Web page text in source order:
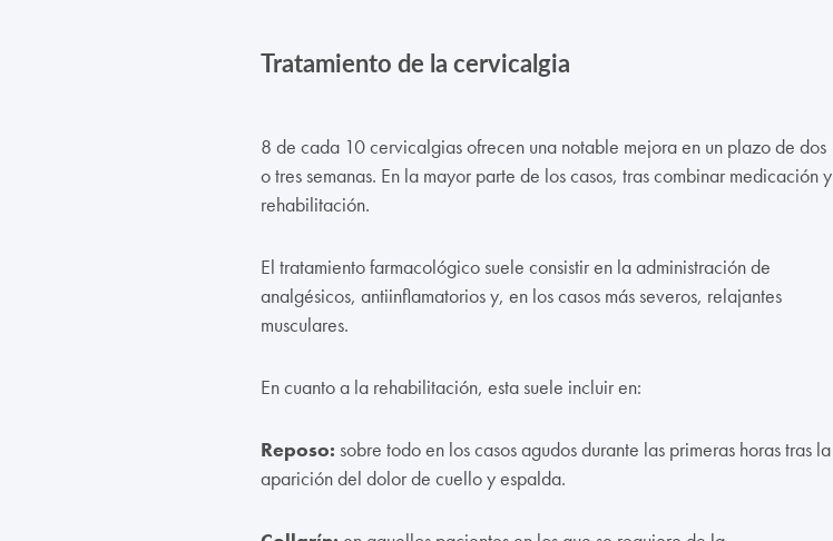
Tratamiento de la cervicalgia
8 de cada 10 cervicalgias ofrecen una notable mejora en un plazo de dos
o tres semanas. En la mayor parte de los casos, tras combinar medicación y
rehabilitación.
El tratamiento farmacológico suele consistir en la administración de
analgésicos, antiinflamatorios y, en los casos más severos, relajantes
musculares.
En cuanto a la rehabilitación, esta suele incluir en:
Reposo: sobre todo en los casos agudos durante las primeras horas tras la
aparición del dolor de cuello y espalda.